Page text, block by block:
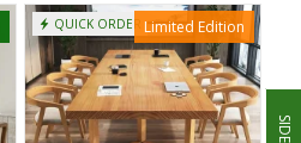
Limited Edition
QUICK ORDER